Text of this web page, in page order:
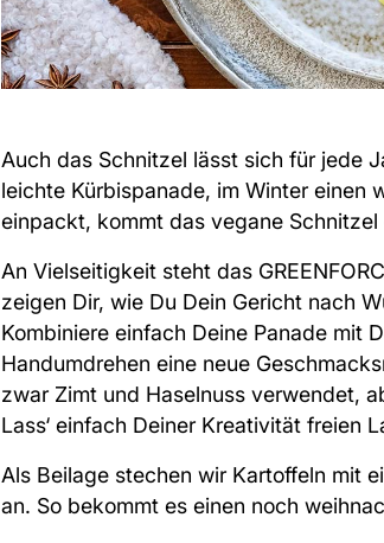
Auch das Schnitzel lässt sich für jede
leichte Kürbispanade, im Winter einen
einpackt, kommt das vegane Schnitzel
An Vielseitigkeit steht das
zeigen Dir, wie Du Dein Gericht nach
Kombiniere einfach Deine Panade mit
Handumdrehen eine neue
zwar Zimt und Haselnuss verwendet,
Lass‘ einfach Deiner Kreativität freien
Als Beilage stechen wir Kartoffeln mit
an. So bekommt es einen noch